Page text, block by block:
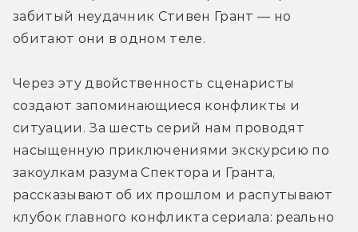
забитый неудачник Стивен Грант — но
обитают они в одном теле.
Через эту двойственность сценаристы
создают запоминающиеся конфликты и
ситуации. За шесть серий нам проводят
насыщенную приключениями экскурсию по
закоулкам разума Спектора и Гранта,
рассказывают об их прошлом и распутывают
клубок главного конфликта сериала: реально